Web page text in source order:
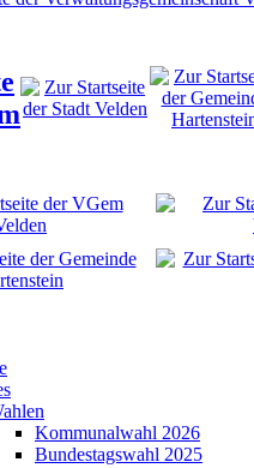
Kommunalwahl 2026
Bundestagswahl 2025